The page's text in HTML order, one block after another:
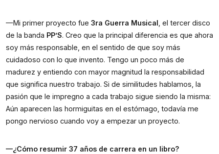
—Mi primer proyecto fue 3ra Guerra Musical , el tercer disco
de la banda PP’S. Creo que la principal diferencia es que ahora
soy más responsable, en el sentido de que soy más
cuidadoso con lo que invento. Tengo un poco más de
madurez y entiendo con mayor magnitud la responsabilidad
que significa nuestro trabajo. Si de similitudes hablamos, la
pasión que le impregno a cada trabajo sigue siendo la misma:
Aún aparecen las hormiguitas en el estómago, todavía me
pongo nervioso cuando voy a empezar un proyecto.
—¿Cómo resumir 37 años de carrera en un libro?